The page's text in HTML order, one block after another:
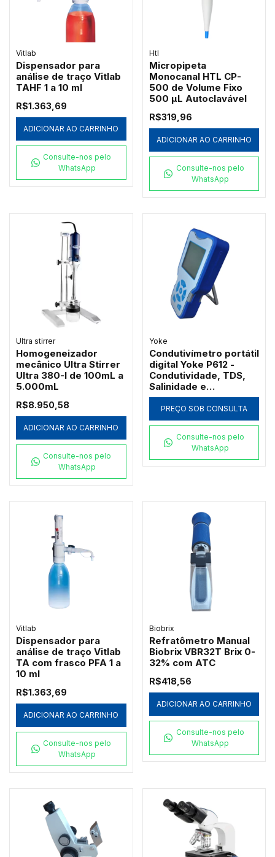
Vitlab
Dispensador para
análise de traço Vitlab
TAHF 1 a 10 ml
R$1.363,69
ADICIONAR AO CARRINHO
Consulte-nos pelo
WhatsApp
Htl
Micropipeta
Monocanal HTL CP-
500 de Volume Fixo
500 µL Autoclavável
R$319,96
ADICIONAR AO CARRINHO
Consulte-nos pelo
WhatsApp
Ultra stirrer
Homogeneizador
mecânico Ultra Stirrer
Ultra 380-I de 100mL a
5.000mL
R$8.950,58
ADICIONAR AO CARRINHO
Consulte-nos pelo
WhatsApp
Yoke
Condutivímetro portátil
digital Yoke P612 -
Condutividade, TDS,
Salinidade e
Resistividade
PREÇO SOB CONSULTA
Consulte-nos pelo
WhatsApp
Vitlab
Dispensador para
análise de traço Vitlab
TA com frasco PFA 1 a
10 ml
R$1.363,69
ADICIONAR AO CARRINHO
Consulte-nos pelo
WhatsApp
Biobrix
Refratômetro Manual
Biobrix VBR32T Brix 0-
32% com ATC
R$418,56
ADICIONAR AO CARRINHO
Consulte-nos pelo
WhatsApp